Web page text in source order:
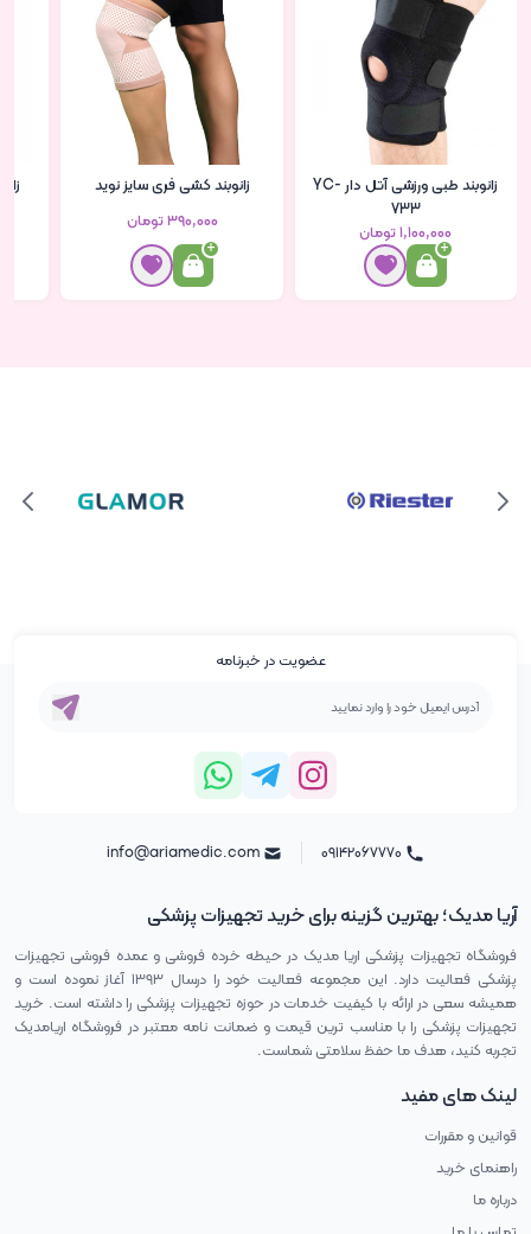
زانوبند طبی ورزشی آتل دار YC-
733
۱٬۱۰۰٬۰۰۰ تومان
زانوبند کشی فری سایز نوید
۳۹۰٬۰۰۰ تومان
عضویت در خبرنامه
آریا مدیک؛ بهترین گزینه برای خرید تجهیزات پزشکی
فروشگاه تجهیزات پزشکی اریا مدیک در حیطه خرده فروشی و عمده فروشی تجهیزات
پزشکی فعالیت دارد. این مجموعه فعالیت خود را درسال ۱۳۹۳ آغاز نموده است و
همیشه سعی در ارائه با کیفیت خدمات در حوزه تجهیزات پزشکی را داشته است. خرید
تجهیزات پزشکی را با مناسب ترین قیمت و ضمانت نامه معتبر در فروشگاه اریامدیک
تجربه کنید، هدف ما حفظ سلامتی شماست.
لینک های مفید
قوانین و مقررات
راهنمای خرید
درباره ما